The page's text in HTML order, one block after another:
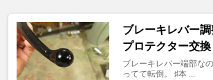
ブレーキレバー
プロテクター交換
ブレーキレバー端部な
ってて転倒。 ♯本 ...